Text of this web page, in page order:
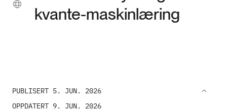
kvante-maskinlæring
PUBLISERT 5. JUN. 2026
OPPDATERT 9. JUN. 2026